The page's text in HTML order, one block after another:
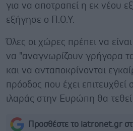
για να αποτραπεί η εκ νέου
εξήγησε ο Π.Ο.Υ.
Όλες οι χώρες πρέπει να
να "αναγνωρίζουν γρήγορα
και να ανταποκρίνονται
πρόοδος που έχει επιτευχθεί
ιλαράς στην Ευρώπη θα τεθεί
Προσθέστε το iatronet.gr